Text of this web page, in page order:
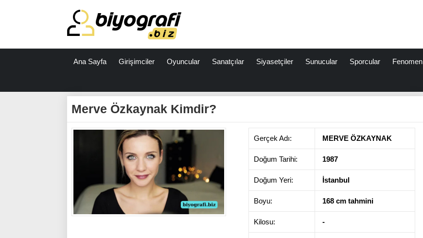
Ana Sayfa Girişimciler Oyuncular Sanatçılar Siyasetçiler Sunucular Sporcular Fenomen
Merve Özkaynak Kimdir?
Gerçek Adı: MERVE ÖZKAYNAK
Doğum Tarihi: 1987
Doğum Yeri: İstanbul
Boyu: 168 cm tahmini
Kilosu: -